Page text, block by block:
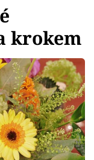
krokem